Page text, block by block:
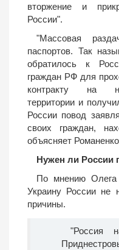
вторжение и
России".
"Массовая
паспортов. Так
обратилось к
граждан РФ для
контракту на
территории и
России повод
своих граждан,
объясняет
Нужен ли России
По мнению
Украину России не
причины.
"Россия